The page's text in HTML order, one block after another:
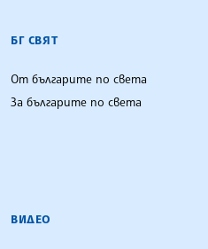
БГ СВЯТ
От българите по света
За българите по света
ВИДЕО